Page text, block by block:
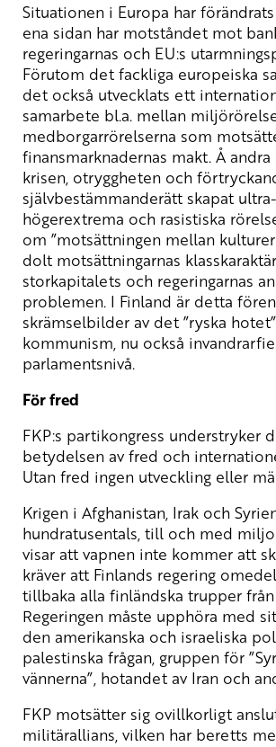
Situationen i Europa har
ena sidan har motståndet mot
regeringarnas och EU:s
Förutom det fackliga europeiska
det också utvecklats ett
samarbete bl.a. mellan
medborgarrörelserna som
finansmarknadernas makt. Å andra
krisen, otryggheten och
självbestämmanderätt skapat
högerextrema och rasistiska
om ”motsättningen mellan
dolt motsättningarnas
storkapitalets och regeringarnas
problemen. I Finland är detta
skrämselbilder av det ”ryska
kommunism, nu också
parlamentsnivå.
För fred
FKP:s partikongress understryker
betydelsen av fred och
Utan fred ingen utveckling eller
Krigen i Afghanistan, Irak och
hundratusentals, till och med
visar att vapnen inte kommer att
kräver att Finlands regering
tillbaka alla finländska trupper från
Regeringen måste upphöra med
den amerikanska och israeliska
palestinska frågan, gruppen för
vännerna”, hotandet av Iran och
FKP motsätter sig ovillkorligt
militärallians, vilken har beretts